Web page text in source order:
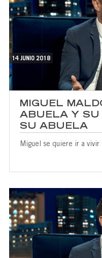
14 JUNIO 2018
MIGUEL
ABUELA Y SU
SU ABUELA
Miguel se quiere ir a vivir